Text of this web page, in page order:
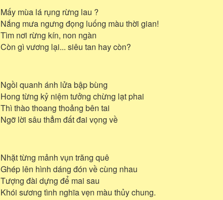
Mấy mùa lá rụng rừng lau ?
Nắng mưa ngưng đọng luống màu thời gian!
Tìm nơi rừng kín, non ngàn
Còn gì vương lại... siêu tan hay còn?
Ngồi quanh ánh lửa bập bùng
Hong từng kỷ niệm tưởng chừng lạt phai
Thì thào thoang thoảng bên tai
Ngỡ lời sâu thẳm đất đai vọng về
Nhặt từng mảnh vụn trăng quê
Ghép lên hình dáng đón về cùng nhau
Tượng đài dựng để mai sau
Khói sương tình nghĩa vẹn màu thủy chung.